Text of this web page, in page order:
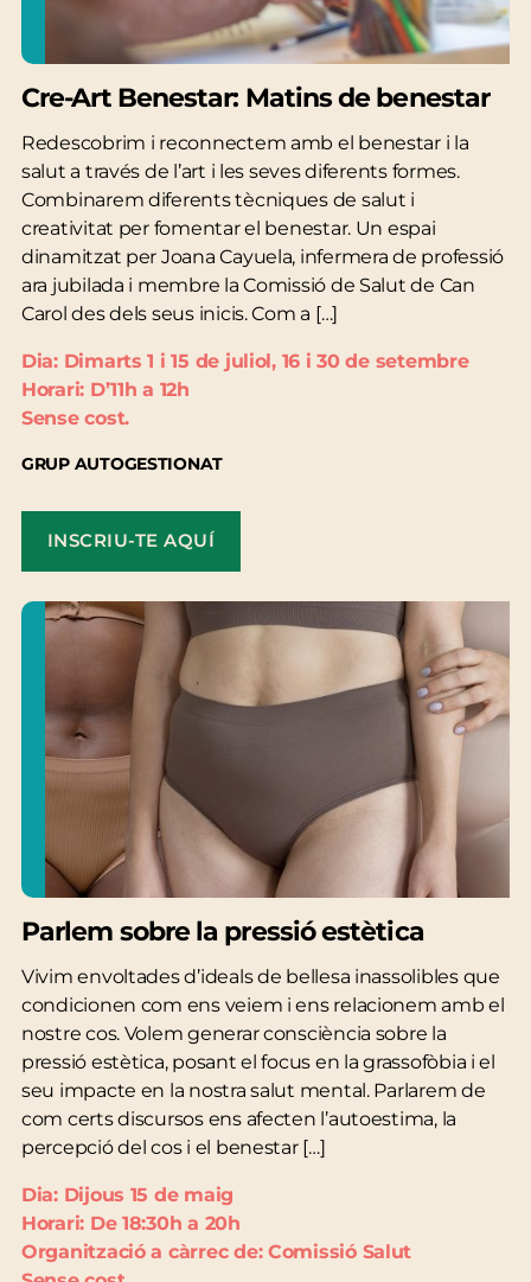
Cre-Art Benestar: Matins de benestar
Redescobrim i reconnectem amb el benestar i la
salut a través de l’art i les seves diferents formes.
Combinarem diferents tècniques de salut i
creativitat per fomentar el benestar. Un espai
dinamitzat per Joana Cayuela, infermera de professió
ara jubilada i membre la Comissió de Salut de Can
Carol des dels seus inicis. Com a […]
Dia: Dimarts 1 i 15 de juliol, 16 i 30 de setembre
Horari: D’11h a 12h
Sense cost.
GRUP AUTOGESTIONAT
INSCRIU-TE AQUÍ
Parlem sobre la pressió estètica
Vivim envoltades d’ideals de bellesa inassolibles que
condicionen com ens veiem i ens relacionem amb el
nostre cos. Volem generar consciència sobre la
pressió estètica, posant el focus en la grassofòbia i el
seu impacte en la nostra salut mental. Parlarem de
com certs discursos ens afecten l’autoestima, la
percepció del cos i el benestar […]
Dia: Dijous 15 de maig
Horari: De 18:30h a 20h
Organització a càrrec de: Comissió Salut